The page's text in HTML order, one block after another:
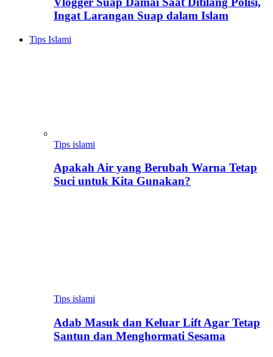
Ingat Larangan Suap dalam Islam
Tips Islami
Tips islami
Apakah Air yang Berubah Warna Tetap
Suci untuk Kita Gunakan?
Tips islami
Adab Masuk dan Keluar Lift Agar Tetap
Santun dan Menghormati Sesama